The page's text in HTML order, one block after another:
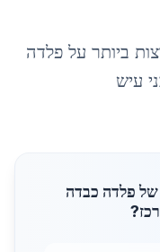
ביותר על פלדה
עיש
פלדה כבדה